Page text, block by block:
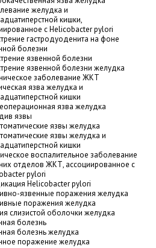
желудка и
кишки,
с Helicobacter pylori
гастродуоденита на фоне
болезни
язвенной болезни
язвенной болезни желудка
заболевание ЖКТ
язва желудка и
кишки
язва желудка
язвы
язвы желудка
язвы желудка и
кишки
воспалительное заболевание
отделов ЖКТ, ассоциированное с
pylori
Helicobacter pylori
язвенные поражения желудка
поражения желудка
слизистой оболочки желудка
болезнь
болезнь желудка
поражение желудка